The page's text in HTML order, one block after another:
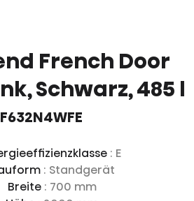
French Door
Schwarz, 485 l
: E
: Standgerät
Breite : 700 mm